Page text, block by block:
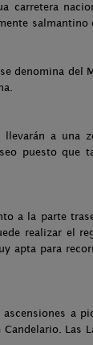
carretera
denomina del
a una
puesto
a la parte
realizar el
apta para
a